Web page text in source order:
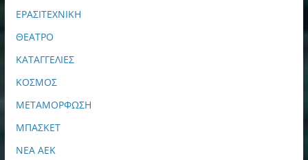
ΕΡΑΣΙΤΕΧΝΙΚΗ
ΘΕΑΤΡΟ
ΚΑΤΑΓΓΕΛΙΕΣ
ΚΟΣΜΟΣ
ΜΕΤΑΜΟΡΦΩΣΗ
ΜΠΑΣΚΕΤ
ΝΕΑ ΑΕΚ